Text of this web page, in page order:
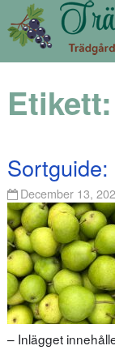
Etikett:
Sortguide:
December 13,
– Inlägget